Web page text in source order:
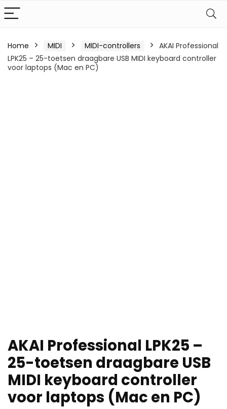
Home MIDI MIDI-controllers
AKAI Professional
LPK25 – 25-toetsen draagbare USB MIDI keyboard controller
voor laptops (Mac en PC)
AKAI Professional LPK25 –
25-toetsen draagbare USB
MIDI keyboard controller
voor laptops (Mac en PC)